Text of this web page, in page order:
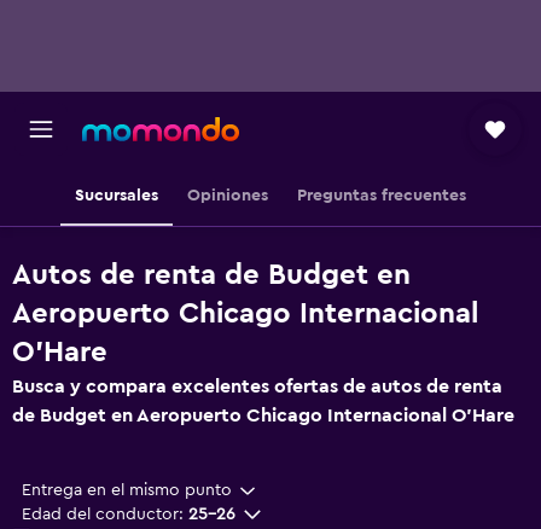
Sucursales Opiniones Preguntas frecuentes
Autos de renta de Budget en
Aeropuerto Chicago Internacional
O'Hare
Busca y compara excelentes ofertas de autos de renta
de Budget en Aeropuerto Chicago Internacional O'Hare
Entrega en el mismo punto
Edad del conductor: 25-26